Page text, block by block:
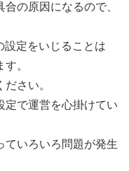
の原因になるので、
設定をいじることは
。
さい。
定で運営を心掛けてい
ていろいろ問題が発生